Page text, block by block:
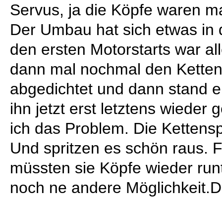
Servus, ja die Köpfe waren
Der Umbau hat sich etwas in
den ersten Motorstarts war
dann mal nochmal den
abgedichtet und dann stand
ihn jetzt erst letztens wieder
ich das Problem. Die
Und spritzen es schön raus.
müssten sie Köpfe wieder
noch ne andere